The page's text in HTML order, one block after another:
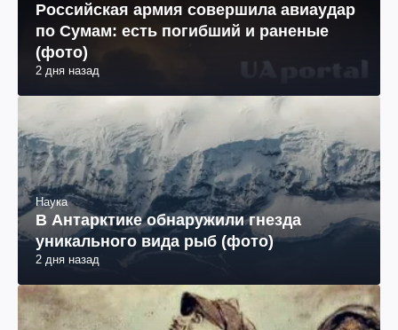
Российская армия совершила авиаудар
по Сумам: есть погибший и раненые
(фото)
2 дня назад
Наука
В Антарктике обнаружили гнезда
уникального вида рыб (фото)
2 дня назад